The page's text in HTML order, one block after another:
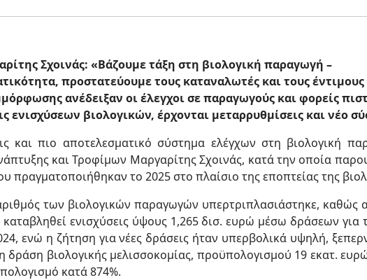
Σχοινάς: «Βάζουμε τάξη στη βιολογική παραγωγή –
προστατεύουμε τους καταναλωτές και τους
ανέδειξαν οι έλεγχοι σε παραγωγούς και φορείς
ενισχύσεων βιολογικών, έρχονται μεταρρυθμίσεις και νέο
και πιο αποτελεσματικό σύστημα ελέγχων στη βιολογική
και Τροφίμων Μαργαρίτης Σχοινάς, κατά την οποία
πραγματοποιήθηκαν το 2025 στο πλαίσιο της εποπτείας της
των βιολογικών παραγωγών υπερτριπλασιάστηκε, καθώς
καταβληθεί ενισχύσεις ύψους 1,265 δισ. ευρώ μέσω δράσεων
ενώ η ζήτηση για νέες δράσεις ήταν υπερβολικά υψηλή,
δράση βιολογικής μελισσοκομίας, προϋπολογισμού 19 εκατ.
κατά 874%.